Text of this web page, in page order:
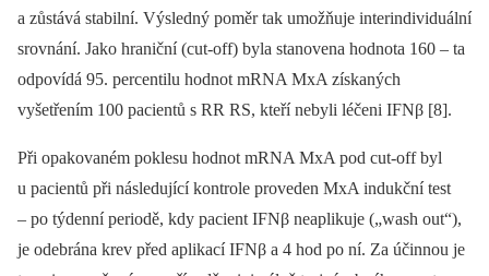
a zůstává stabilní. Výsledný poměr tak umožňuje interindividuální
srovnání. Jako hraniční (cut-off) byla stanovena hodnota 160 –⁠ ta
odpovídá 95. percentilu hodnot mRNA MxA získaných
vyšetřením 100 pacientů s RR RS, kteří nebyli léčeni IFNβ [8].
Při opakovaném poklesu hodnot mRNA MxA pod cut-off byl
u pacientů při následující kontrole proveden MxA indukční test
–⁠ po týdenní periodě, kdy pacient IFNβ neaplikuje („wash out“),
je odebrána krev před aplikací IFNβ a 4 hod po ní. Za účinnou je